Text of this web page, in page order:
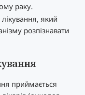
раку.
який
розпізнавати
приймається